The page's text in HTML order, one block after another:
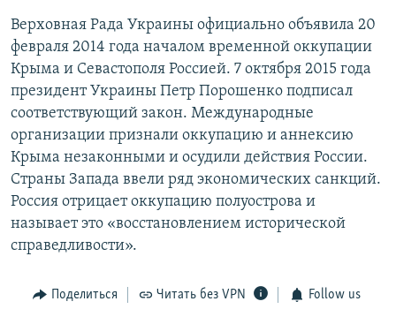
Верховная Рада Украины официально объявила 20
февраля 2014 года началом временной оккупации
Крыма и Севастополя Россией. 7 октября 2015 года
президент Украины Петр Порошенко подписал
соответствующий закон. Международные
организации признали оккупацию и аннексию
Крыма незаконными и осудили действия России.
Страны Запада ввели ряд экономических санкций.
Россия отрицает оккупацию полуострова и
называет это «восстановлением исторической
справедливости».
Поделиться Читать без VPN Follow us